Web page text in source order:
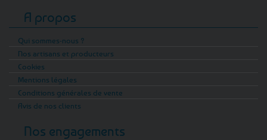
A propos
Qui sommes-nous ?
Nos artisans et producteurs
Cookies
Mentions légales
Conditions générales de vente
Avis de nos clients
Nos engagements